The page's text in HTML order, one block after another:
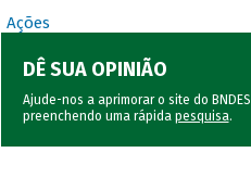
Ações
DÊ SUA OPINIÃO
Ajude-nos a aprimorar o site do BNDES
preenchendo uma rápida pesquisa.